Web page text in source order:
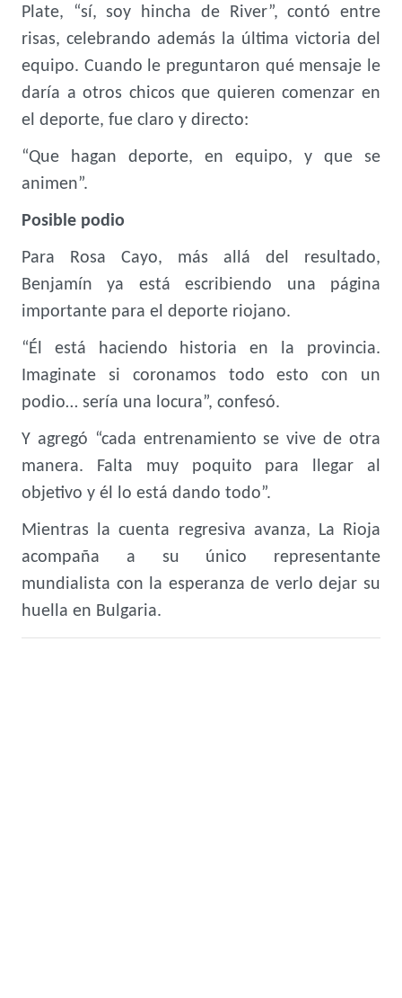
Plate, “sí, soy hincha de River”, contó entre
risas, celebrando además la última victoria del
equipo. Cuando le preguntaron qué mensaje le
daría a otros chicos que quieren comenzar en
el deporte, fue claro y directo:
“Que hagan deporte, en equipo, y que se
animen”.
Posible podio
Para Rosa Cayo, más allá del resultado,
Benjamín ya está escribiendo una página
importante para el deporte riojano.
“Él está haciendo historia en la provincia.
Imaginate si coronamos todo esto con un
podio… sería una locura”, confesó.
Y agregó “cada entrenamiento se vive de otra
manera. Falta muy poquito para llegar al
objetivo y él lo está dando todo”.
Mientras la cuenta regresiva avanza, La Rioja
acompaña a su único representante
mundialista con la esperanza de verlo dejar su
huella en Bulgaria.